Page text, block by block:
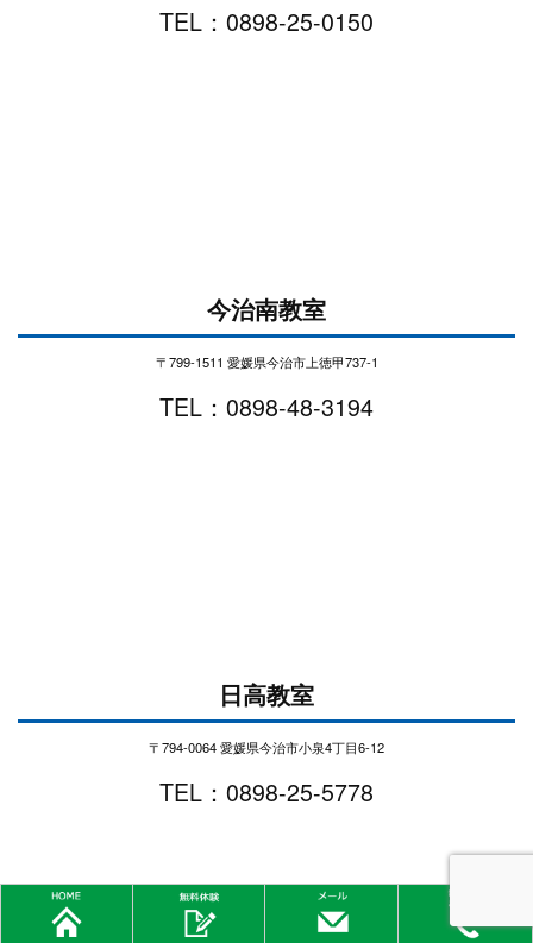
TEL：0898-25-0150
今治南教室
〒799-1511 愛媛県今治市上徳甲737-1
TEL：0898-48-3194
日高教室
〒794-0064 愛媛県今治市小泉4丁目6-12
TEL：0898-25-5778